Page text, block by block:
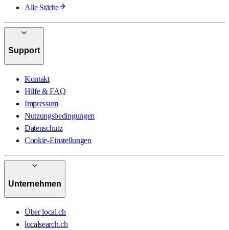
Alle Städte
Support
Kontakt
Hilfe & FAQ
Impressum
Nutzungsbedingungen
Datenschutz
Cookie-Einstellungen
Unternehmen
Über local.ch
localsearch.ch